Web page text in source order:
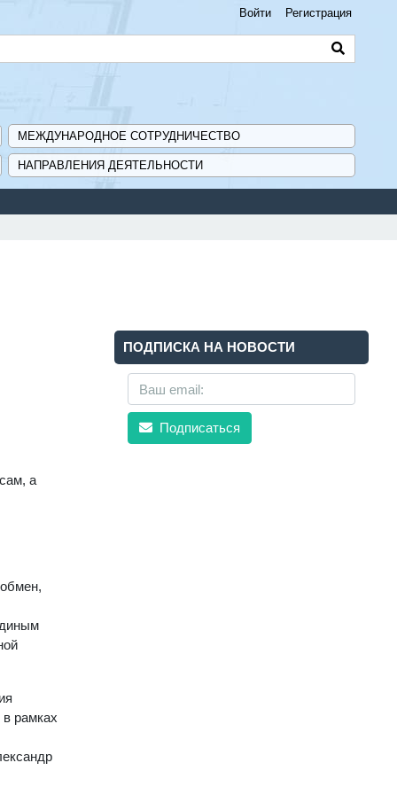
Войти Регистрация
МЕЖДУНАРОДНОЕ СОТРУДНИЧЕСТВО
НАПРАВЛЕНИЯ ДЕЯТЕЛЬНОСТИ
а
рамках
ПОДПИСКА НА НОВОСТИ
Подписаться